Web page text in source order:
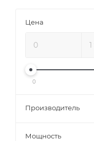
Цена
0
Производитель
Мощность